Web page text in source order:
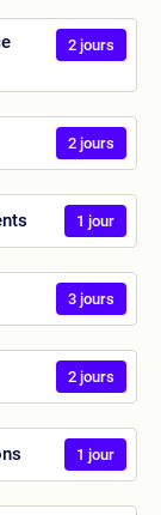
2 jours
2 jours
1 jour
3 jours
2 jours
1 jour